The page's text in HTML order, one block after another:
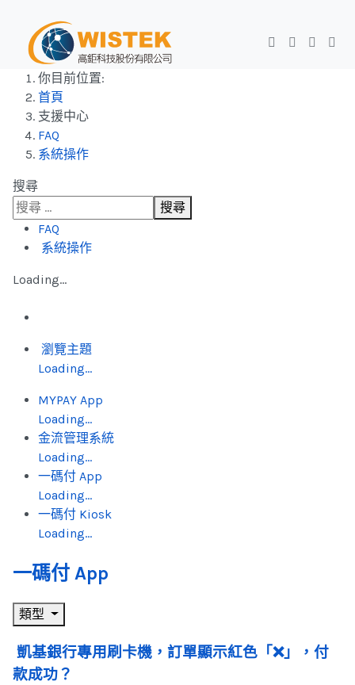
你目前位置:
首頁
支援中心
FAQ
系統操作
搜尋
搜尋
FAQ
系統操作
Loading...
瀏覽主題
Loading...
MYPAY App
Loading...
金流管理系統
Loading...
一碼付 App
Loading...
一碼付 Kiosk
Loading...
一碼付 App
類型
凱基銀行專用刷卡機，訂單顯示紅色「❌」，付
款成功？